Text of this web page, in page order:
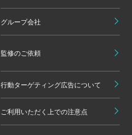
グループ会社
監修のご依頼
行動ターゲティング広告について
ご利用いただく上での注意点